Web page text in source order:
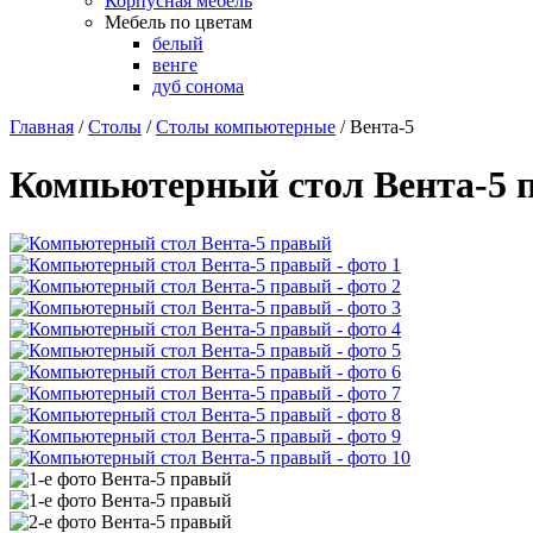
Мебель по цветам
белый
венге
дуб сонома
Главная / Столы / Столы компьютерные / Вента-5
Компьютерный стол Вента-5